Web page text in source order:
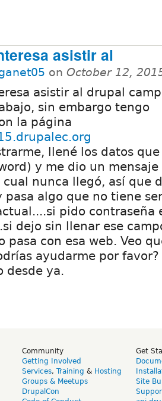
asistir al
on October 12,
asistir al drupal
sin embargo tengo
la página
llené los datos
y me dio un
cual nunca llegó, así que
pasa algo que no tiene
pido contraseña
dejo sin llenar ese
pasa con esa web. Veo
ayudarme por favor?
desde ya.
Community
Getting Involved
Services, Training & Hosting
Groups & Meetups
DrupalCon
Get
Site